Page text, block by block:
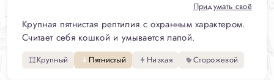
Придумать своё
Крупная пятнистая рептилия с охранным характером.
Считает себя кошкой и умывается лапой.
Крупный Пятнистый Низкая Сторожевой